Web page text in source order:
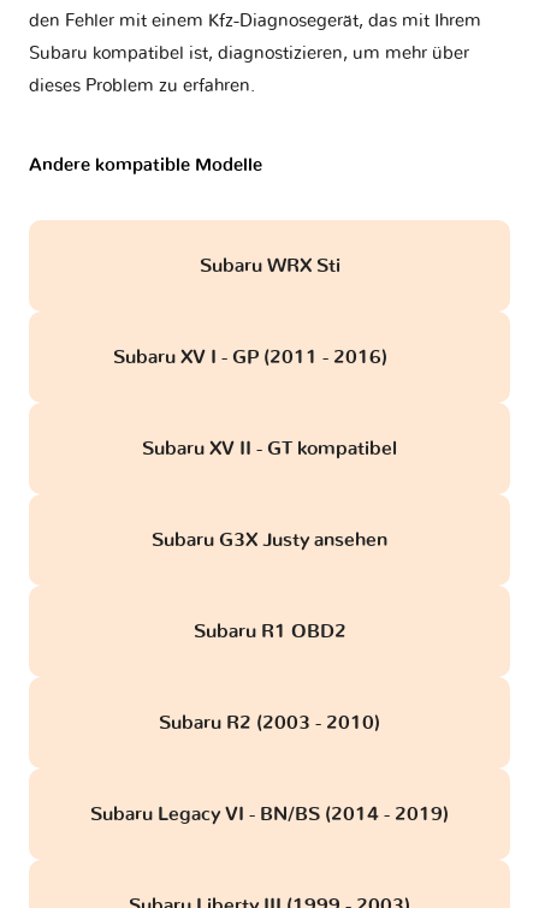
den Fehler mit einem Kfz-Diagnosegerät, das mit Ihrem
Subaru kompatibel ist, diagnostizieren, um mehr über
dieses Problem zu erfahren.
Andere kompatible Modelle
Subaru WRX Sti
Subaru XV I - GP (2011 - 2016)
Subaru XV II - GT kompatibel
Subaru G3X Justy ansehen
Subaru R1 OBD2
Subaru R2 (2003 - 2010)
Subaru Legacy VI - BN/BS (2014 - 2019)